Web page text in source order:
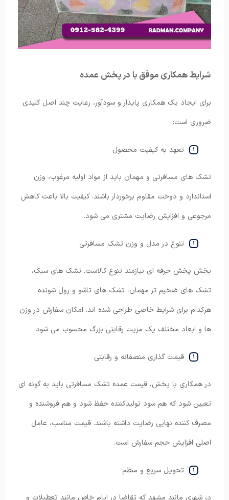
شرایط همکاری موفق با در پخش عمده
برای ایجاد یک همکاری پایدار و سودآور، رعایت چند اصل کلیدی
ضروری است:
تعهد به کیفیت محصول
تشک های مسافرتی و مهمان باید از مواد اولیه مرغوب، وزن
استاندارد و دوخت مقاوم برخوردار باشند. کیفیت بالا باعث کاهش
مرجوعی و افزایش رضایت مشتری می شود.
تنوع در مدل و وزن تشک مسافرتی
بخش پخش حرفه ای نیازمند تنوع کالاست. تشک های سبک،
تشک های ضخیم تر مهمان، تشک های تاشو و رول شونده
هرکدام برای شرایط خاصی طراحی شده اند. امکان سفارش در وزن
ها و ابعاد مختلف یک مزیت رقابتی بزرگ محسوب می شود.
قیمت گذاری منصفانه و رقابتی
در همکاری با پخش، قیمت عمده تشک مسافرتی باید به گونه ای
تعیین شود که هم سود تولیدکننده حفظ شود و هم فروشنده و
مصرف کننده نهایی رضایت داشته باشند. قیمت مناسب، عامل
اصلی افزایش حجم سفارش است.
تحویل سریع و منظم